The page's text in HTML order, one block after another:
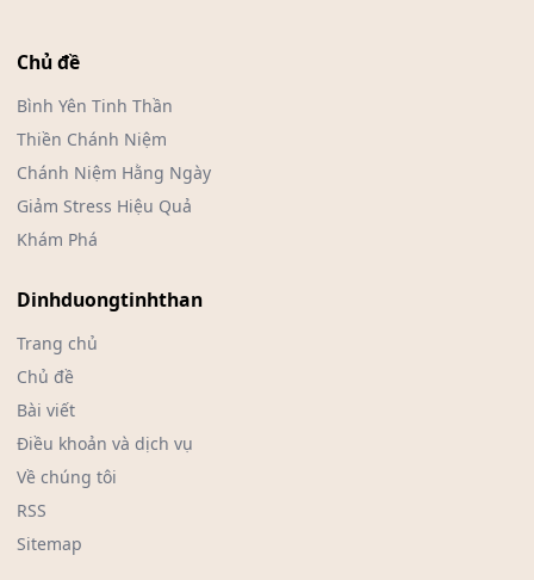
Chủ đề
Bình Yên Tinh Thần
Thiền Chánh Niệm
Chánh Niệm Hằng Ngày
Giảm Stress Hiệu Quả
Khám Phá
Dinhduongtinhthan
Trang chủ
Chủ đề
Bài viết
Điều khoản và dịch vụ
Về chúng tôi
RSS
Sitemap